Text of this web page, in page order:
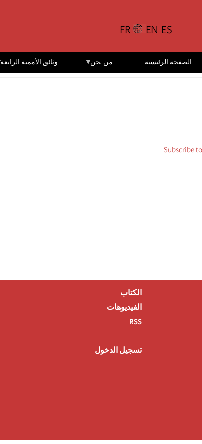
الصفحة الرئيسية من نحن وثائق الأممية الرابعة
Subscribe to
الكتاب
الفيديوهات
RSS
تسجيل الدخول